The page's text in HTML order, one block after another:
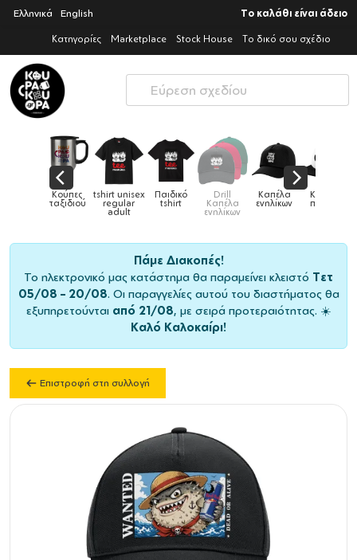
Ελληνικά English Το καλάθι είναι άδειο
Κατηγορίες Marketplace Stock House Το δικό σου σχέδιο
Κούπες
ταξιδιού
tshirt unisex
regular
adult
Παιδικό
tshirt
Drill
Καπέλα
ενηλίκων
Καπέλα
ενηλίκων
Καπέλα
παιδικά
Πάμε Διακοπές!
Το ηλεκτρονικό μας κατάστημα θα παραμείνει κλειστό Τετ
05/08 – 20/08. Οι παραγγελίες αυτού του διαστήματος θα
εξυπηρετούνται από 21/08, με σειρά προτεραιότητας. ☀️
Καλό Καλοκαίρι!
Επιστροφή στη συλλογή